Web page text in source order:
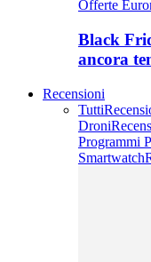
Offerte
Black
ancora
Recensioni
Tutti
Droni
Programmi
Smartwatch